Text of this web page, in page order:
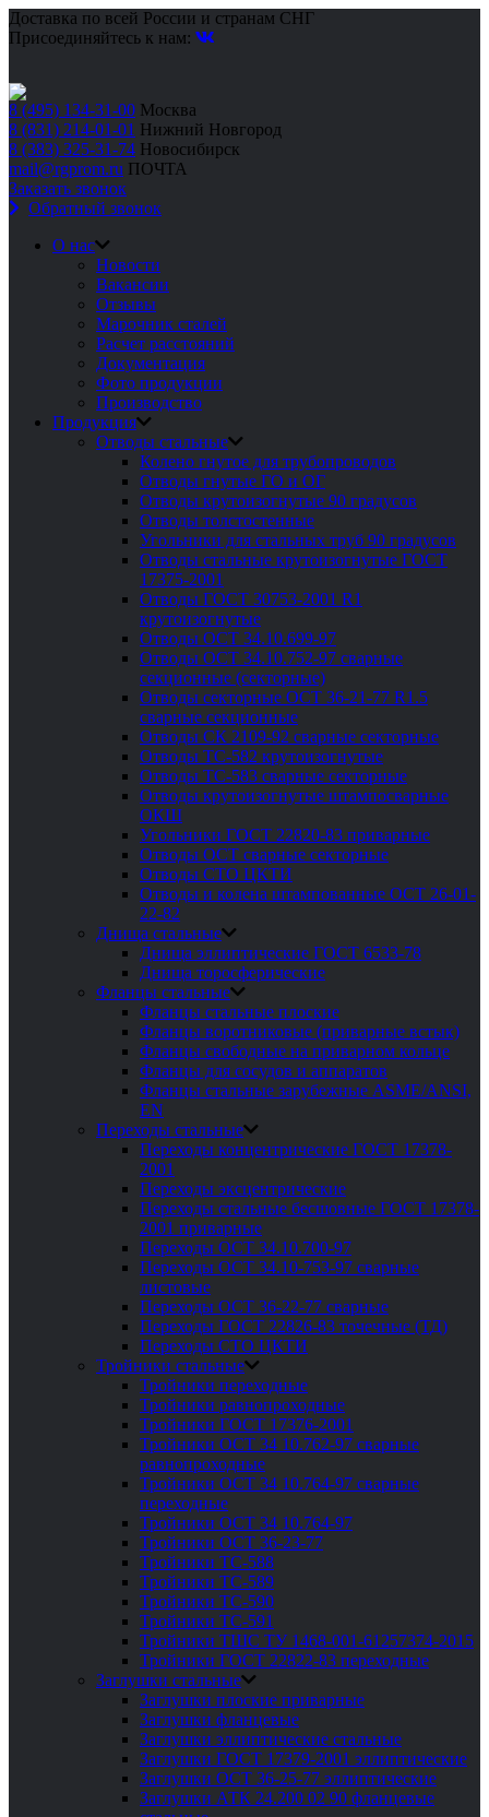
Доставка по всей России и странам СНГ
Присоединяйтесь к нам:
8 (495) 134-31-00 Москва
8 (831) 214-01-01 Нижний Новгород
8 (383) 325-31-74 Новосибирск
mail@rgprom.ru ПОЧТА
Заказать звонок
Обратный звонок
О нас
Новости
Вакансии
Отзывы
Марочник сталей
Расчет расстояний
Документация
Фото продукции
Производство
Продукция
Отводы стальные
Колено гнутое для трубопроводов
Отводы гнутые ГО и ОГ
Отводы крутоизогнутые 90 градусов
Отводы толстостенные
Угольники для стальных труб 90 градусов
Отводы стальные крутоизогнутые ГОСТ
17375-2001
Отводы ГОСТ 30753-2001 R1
крутоизогнутые
Отводы ОСТ 34.10.699-97
Отводы ОСТ 34.10.752-97 сварные
секционные (секторные)
Отводы секторные ОСТ 36-21-77 R1.5
сварные секционные
Отводы СК 2109-92 сварные секторные
Отводы ТС-582 крутоизогнутые
Отводы ТС-583 сварные секторные
Отводы крутоизогнутые штампосварные
ОКШ
Угольники ГОСТ 22820-83 приварные
Отводы ОСТ сварные секторные
Отводы СТО ЦКТИ
Отводы и колена штампованные ОСТ 26-01-
22-82
Днища стальные
Днища эллиптические ГОСТ 6533-78
Днища торосферические
Фланцы стальные
Фланцы стальные плоские
Фланцы воротниковые (приварные встык)
Фланцы свободные на приварном кольце
Фланцы для сосудов и аппаратов
Фланцы стальные зарубежные ASME/ANSI,
EN
Переходы стальные
Переходы концентрические ГОСТ 17378-
2001
Переходы эксцентрические
Переходы стальные бесшовные ГОСТ 17378-
2001 приварные
Переходы ОСТ 34.10.700-97
Переходы ОСТ 34.10-753-97 сварные
листовые
Переходы ОСТ 36-22-77 сварные
Переходы ГОСТ 22826-83 точечные (ТД)
Переходы СТО ЦКТИ
Тройники стальные
Тройники переходные
Тройники равнопроходные
Тройники ГОСТ 17376-2001
Тройники ОСТ 34 10.762-97 сварные
равнопроходные
Тройники ОСТ 34 10.764-97 сварные
переходные
Тройники ОСТ 34 10.764-97
Тройники ОСТ 36-23-77
Тройники ТС-588
Тройники ТС-589
Тройники ТС-590
Тройники ТС-591
Тройники ТШС ТУ 1468-001-61257374-2015
Тройники ГОСТ 22822-83 переходные
Заглушки стальные
Заглушки плоские приварные
Заглушки фланцевые
Заглушки эллиптические стальные
Заглушки ГОСТ 17379-2001 эллиптические
Заглушки ОСТ 36-25-77 эллиптические
Заглушки АТК 24.200 02 90 фланцевые